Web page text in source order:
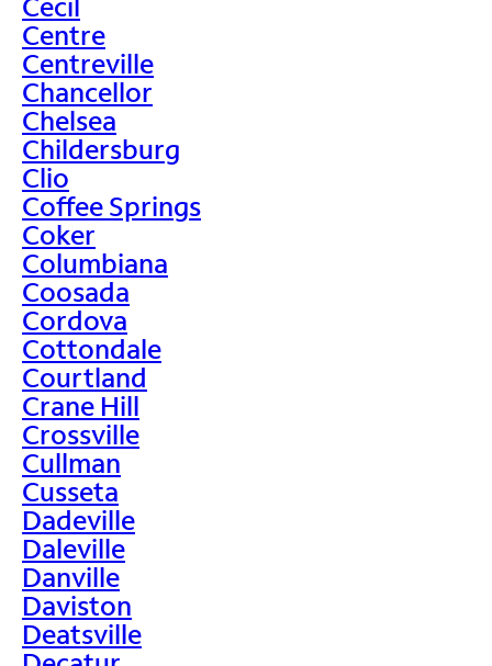
Centre
Centreville
Chancellor
Chelsea
Childersburg
Clio
Coffee Springs
Coker
Columbiana
Coosada
Cordova
Cottondale
Courtland
Crane Hill
Crossville
Cullman
Cusseta
Dadeville
Daleville
Danville
Daviston
Deatsville